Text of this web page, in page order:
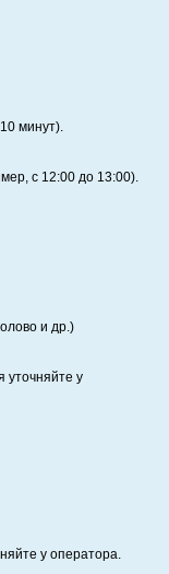
минут).
с 12:00 до 13:00).
и др.)
уточняйте у
у оператора.